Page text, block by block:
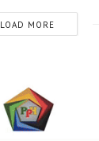
LOAD MORE